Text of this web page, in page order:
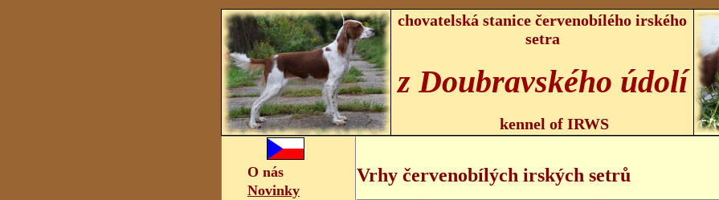
chovatelská stanice červenobílého irského
setra
z Doubravského údolí
kennel of IRWS
O nás
Novinky
Vrhy červenobílých irských setrů